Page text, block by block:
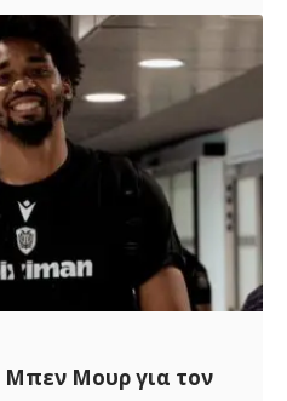
Μπεν Μουρ για τον